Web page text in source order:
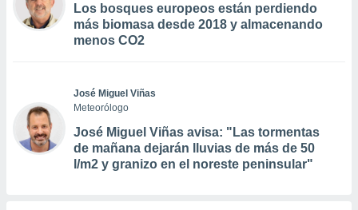
Los bosques europeos están perdiendo
más biomasa desde 2018 y almacenando
menos CO2
José Miguel Viñas
Meteorólogo
José Miguel Viñas avisa: "Las tormentas
de mañana dejarán lluvias de más de 50
l/m2 y granizo en el noreste peninsular"